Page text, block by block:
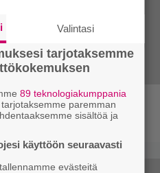
tauolta – tältä
Valintasi
tarjotaksemme
89 teknologiakumppania
paremman
sisältöä ja
käyttöön seuraavasti
evästeitä